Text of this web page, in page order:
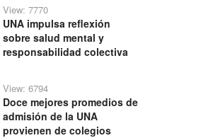
View: 7770
UNA impulsa reflexión
sobre salud mental y
responsabilidad colectiva
View: 6794
Doce mejores promedios de
admisión de la UNA
provienen de colegios